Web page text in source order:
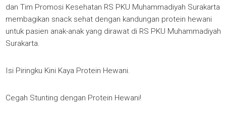
dan Tim Promosi Kesehatan RS PKU Muhammadiyah Surakarta
membagikan snack sehat dengan kandungan protein hewani
untuk pasien anak-anak yang dirawat di RS PKU Muhammadiyah
Surakarta.
Isi Piringku Kini Kaya Protein Hewani.
Cegah Stunting dengan Protein Hewani!